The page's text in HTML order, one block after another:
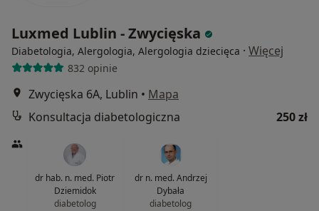
Luxmed Lublin - Zwycięska
Diabetologia, Alergologia, Alergologia dziecięca · Więcej
832 opinie
Zwycięska 6A, Lublin • Mapa
Konsultacja diabetologiczna
250 zł
dr hab. n. med. Piotr
Dziemidok
diabetolog
dr n. med. Andrzej
Dybała
diabetolog